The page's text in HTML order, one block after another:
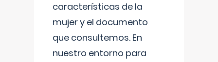
características de la
mujer y el documento
que consultemos. En
nuestro entorno para